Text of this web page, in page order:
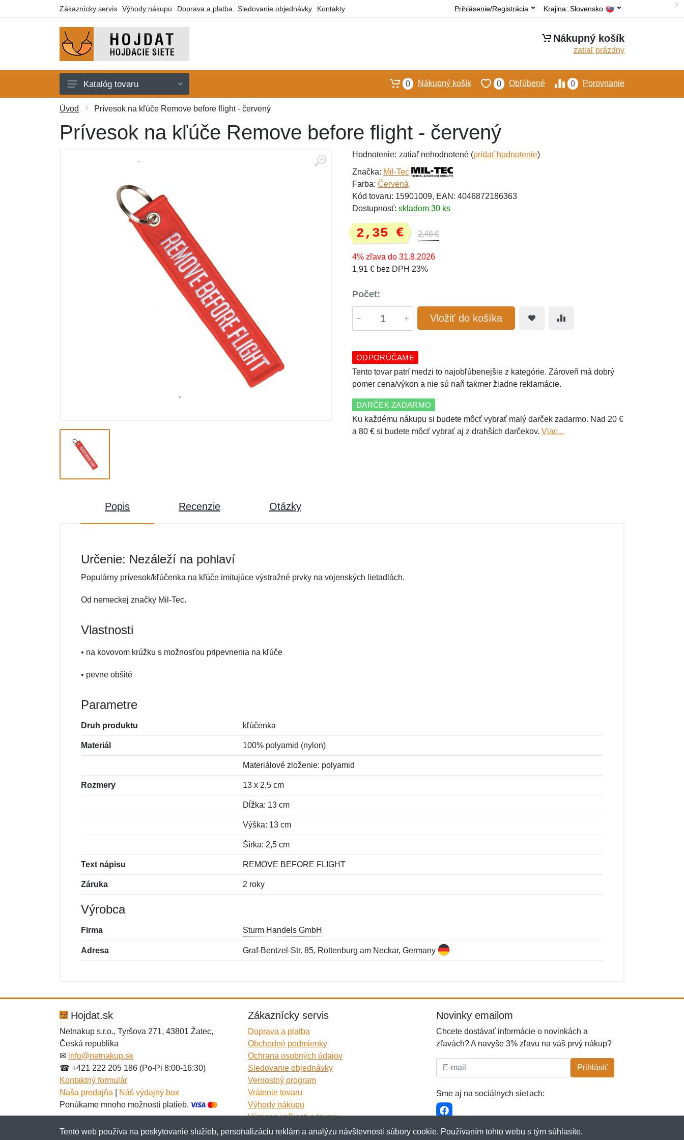
Zákaznícky servis Výhody nákupu Doprava a platba Sledovanie objednávky Kontakty Krajina: Slovensko
Prihlásenie/Registrácia
Nákupný košík
zatiaľ prázdny
Hojdacie siete
Hojdacie kreslá
Darčekové poukazy
Katalóg tovaru 0 Porovnanie
0 Obľúbené
0 Nákupný košík
Úvod Prívesok na kľúče Remove before flight - červený
Prívesok na kľúče Remove before flight - červený
Hodnotenie: zatiaľ nehodnotené (pridať hodnotenie)
Značka: Mil-Tec
Farba: Červená
Kód tovaru: 15901009, EAN: 4046872186363
Dostupnosť: skladom 30 ks
2,35 € 2,46 €
4% zľava do 31.8.2026
1,91 € bez DPH 23%
Počet:
Vložiť do košíka
ODPORÚČAME
Tento tovar patrí medzi to najobľúbenejšie z kategórie. Zároveň má dobrý
pomer cena/výkon a nie sú naň takmer žiadne reklamácie.
DARČEK ZADARMO
Ku každému nákupu si budete môcť vybrať malý darček zadarmo. Nad 20 €
a 80 € si budete môcť vybrať aj z drahších darčekov. Viac...
Popis Recenzie Otázky
Určenie: Nezáleží na pohlaví
Populárny prívesok/kľúčenka na kľúče imitujúce výstražné prvky na vojenských lietadlách.
Od nemeckej značky Mil-Tec.
Vlastnosti
• na kovovom krúžku s možnosťou pripevnenia na kľúče
• pevne obšité
Parametre
Druh produktu kľúčenka
Materiál 100% polyamid (nylon)
Materiálové zloženie: polyamid
Rozmery 13 x 2,5 cm
Dĺžka: 13 cm
Výška: 13 cm
Šírka: 2,5 cm
Text nápisu REMOVE BEFORE FLIGHT
Záruka 2 roky
Výrobca
Firma Sturm Handels GmbH
Adresa Graf-Bentzel-Str. 85, Rottenburg am Neckar, Germany
Správa*
Správa*
Hojdat.sk
Netnakup s.r.o., Tyršova 271, 43801 Žatec,
Česká republika
✉ info@netnakup.sk
☎ +421 222 205 186 (Po-Pi 8:00-16:30)
Kontaktný formulár
Naša predajňa
Náš výdajný box
Ponúkame mnoho možností platieb.
Zákaznícky servis
Doprava a platba
Obchodné podmienky
Ochrana osobných údajov
Sledovanie objednávky
Vernostný program
Vrátenie tovaru
Výhody nákupu
Výmena veľkosti a tovaru
Viac informácií...
Novinky emailom
Chcete dostávať informácie o novinkách a
zľavách? A navyše 3% zľavu na váš prvý nákup?
E-mail: Prihlásiť
Sme aj na sociálnych sieťach:
Tento web používa na poskytovanie služieb, personalizáciu reklám a analýzu návštevnosti súbory cookie. Používaním tohto webu s tým súhlasíte.